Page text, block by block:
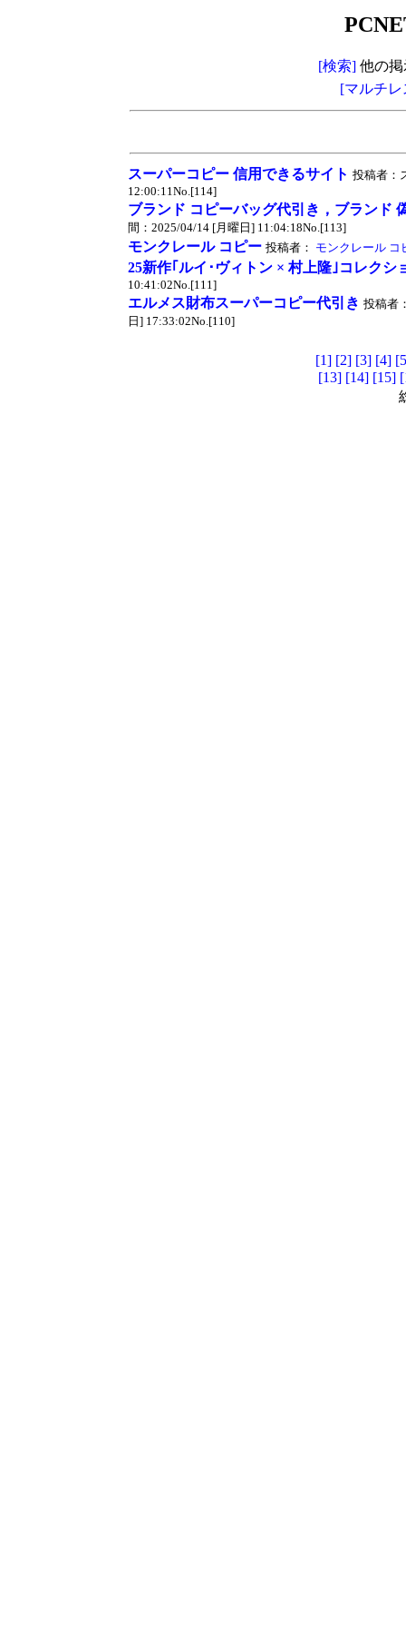
[検索] 他の
[マルチ
スーパーコピー 信用できるサイト 投稿者：
12:00:11No.[114]
ブランド コピーバッグ代引き，ブランド
間：2025/04/14 [月曜日] 11:04:18No.[113]
モンクレール コピー 投稿者： モンクレール コ
25新作｢ルイ･ヴィトン × 村上隆｣コレクシ
10:41:02No.[111]
エルメス財布スーパーコピー代引き 投稿者
日] 17:33:02No.[110]
[1] [2] [3] [4]
[13] [14] [15]